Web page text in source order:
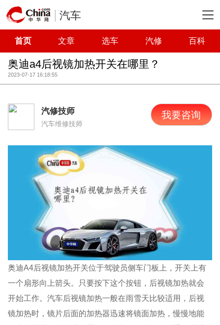
汽车
首页 文章 选车 汽修 百科
奥迪a4后视镜加热开关在哪里？
2023-07-17 16:18:55
汽修技师
汽车维修技师
我要咨询
奥迪A4后视镜加热开关位于驾驶员侧车门板上，开关上有
一个扇形向上箭头。只要按下这个按钮，后视镜加热就会
开始工作。汽车后视镜加热一般在雨雪天比较适用，后视
镜加热时，镜片后面的加热器迅速将镜面加热，慢慢地能